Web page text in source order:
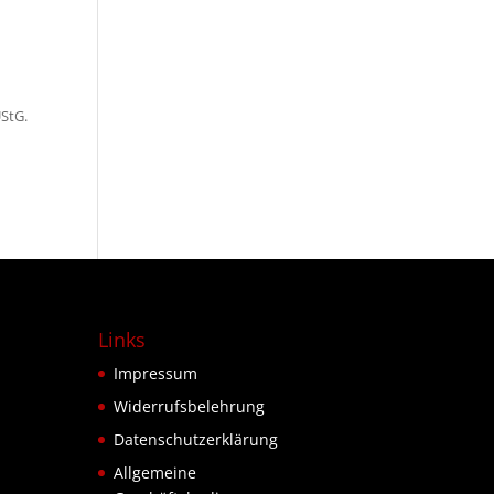
Links
Impressum
Widerrufsbelehrung
Datenschutzerklärung
Allgemeine